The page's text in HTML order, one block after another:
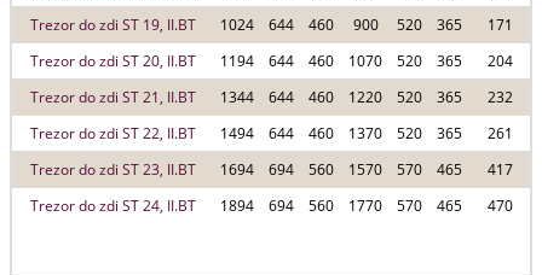
Trezor do zdi ST 19, II.BT
1024 644 460 900 520 365
171
Trezor do zdi ST 20, II.BT
1194 644 460 1070 520 365
204
Trezor do zdi ST 21, II.BT
1344 644 460 1220 520 365
232
Trezor do zdi ST 22, II.BT
1494 644 460 1370 520 365
261
Trezor do zdi ST 23, II.BT
1694 694 560 1570 570 465
417
Trezor do zdi ST 24, II.BT
1894 694 560 1770 570 465 470